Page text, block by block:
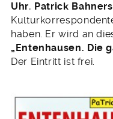
April
2014
Uhr, Patrick Bahners
haben. Er wird an
„Entenhausen. Die
Der Eintritt ist frei.